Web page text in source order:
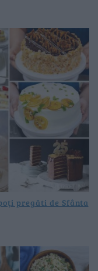
pregăti de Sfânta